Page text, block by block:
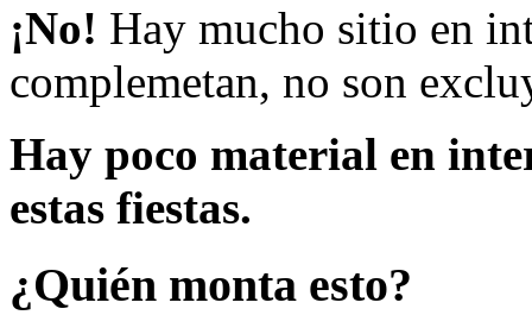
¡No! Hay mucho sitio en
complemetan, no son
Hay poco material en
estas fiestas.
¿Quién monta esto?